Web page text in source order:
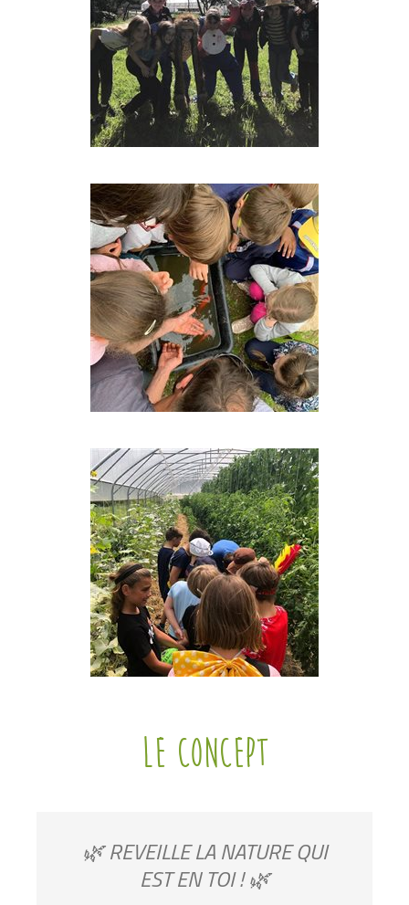
Le concept
🌿 REVEILLE LA NATURE QUI
EST EN TOI ! 🌿